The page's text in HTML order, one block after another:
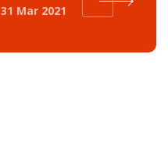
31 Mar 2021